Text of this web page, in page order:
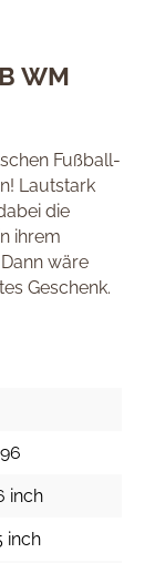
WM
Fußball-
Lautstark
die
ihrem
wäre
Geschenk.
inch
inch